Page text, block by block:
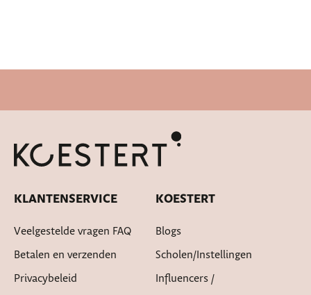
KLANTENSERVICE
Veelgestelde vragen FAQ
Betalen en verzenden
Privacybeleid
KOESTERT
Blogs
Scholen/instellingen
Influencers /